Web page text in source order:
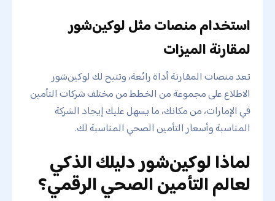
استخدام منصات مثل لوكين‌شور
لمقارنة الميزات
تعد منصات المقارنة أداة رائعة، وتتيح لك لوكين‌شور
الاطلاع على مجموعة من الخطط من مختلف شركات التأمين
في الإمارات، من مكانك، ما يسهل عليك إيجاد الشركة
المناسبة وأسعار التأمين الصحي المناسبة لك.
لماذا لوكين‌شور دليلك الذكي
لعالم التأمين الصحي الرقمي؟